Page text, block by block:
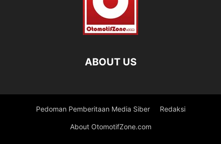
ABOUT US
Pedoman Pemberitaan Media Siber Redaksi
About OtomotifZone.com